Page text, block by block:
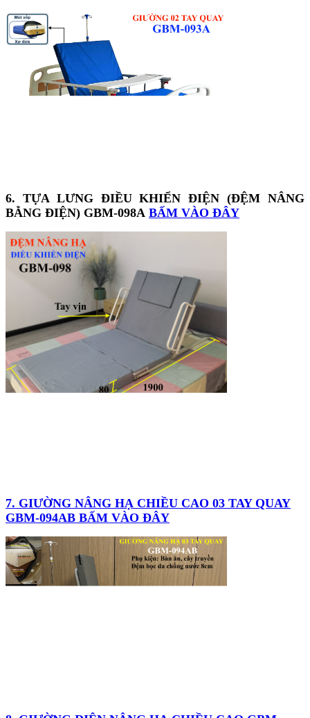
6. TỰA LƯNG ĐIỀU KHIỂN ĐIỆN (ĐỆM NÂNG
BẰNG ĐIỆN) GBM-098A BẤM VÀO ĐÂY
7. GIƯỜNG NÂNG HẠ CHIỀU CAO 03 TAY QUAY
GBM-094AB BẤM VÀO ĐÂY